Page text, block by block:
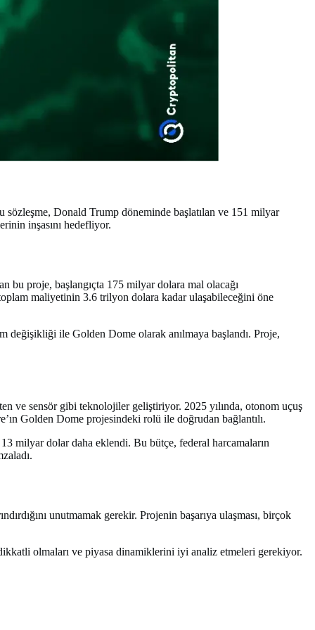
Donald Trump döneminde başlatılan ve 151 milyar
inşasını hedefliyor.
bu proje, başlangıçta 175 milyar dolara mal olacağı
maliyetinin 3.6 trilyon dolara kadar ulaşabileceğini öne
değişikliği ile Golden Dome olarak anılmaya başlandı. Proje,
ve sensör gibi teknolojiler geliştiriyor. 2025 yılında, otonom uçuş
Golden Dome projesindeki rolü ile doğrudan bağlantılı.
milyar dolar daha eklendi. Bu bütçe, federal harcamaların
unutmamak gerekir. Projenin başarıya ulaşması, birçok
olmaları ve piyasa dinamiklerini iyi analiz etmeleri gerekiyor.